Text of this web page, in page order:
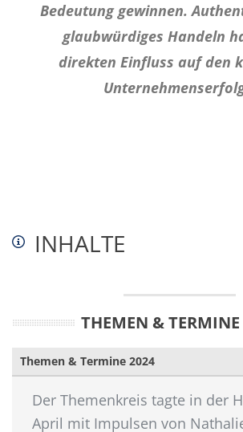
Bedeutung gewinnen.
glaubwürdiges Handeln
direkten Einfluss auf den
INHALTE
THEMEN &
Themen & Termine 2024
Der Themenkreis tagte in der
April mit Impulsen von